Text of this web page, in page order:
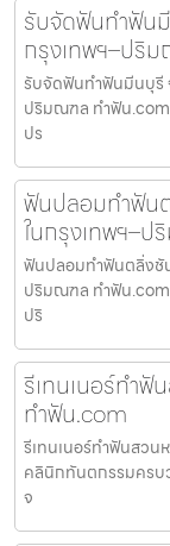
รับจัดฟันทำฟัน
กรุงเทพฯ–ปริ
รับจัดฟันทำฟันมีนบุรี
ปริมณฑล ทำฟัน
ปร
ฟันปลอมทำฟัน
ในกรุงเทพฯ–
ฟันปลอมทำฟันตลิ่งชั
ปริมณฑล ทำฟัน
ปริ
รีเทนเนอร์ทำ
ทำฟัน.com
รีเทนเนอร์ทำฟันสว
คลินิกทันตกรรมครบ
จ